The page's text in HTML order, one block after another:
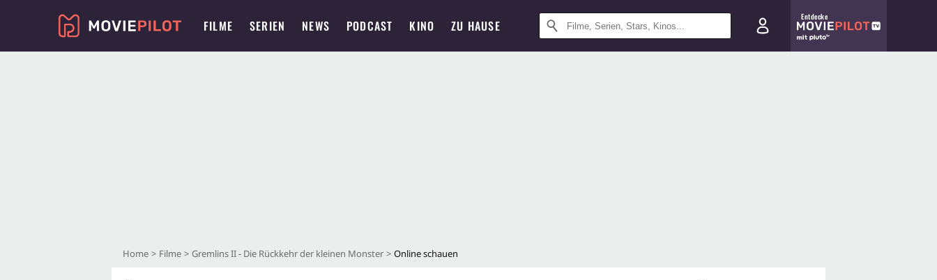
FILME SERIEN NEWS PODCAST KINO ZU HAUSE
Entdecke
Home Filme Gremlins II - Die Rückkehr der kleinen Monster Online schauen